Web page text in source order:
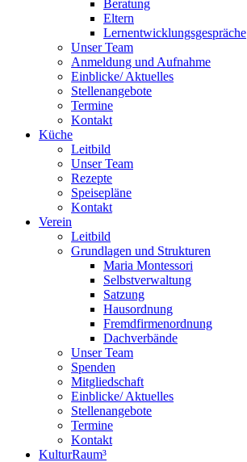
Beratung
Eltern
Lernentwicklungsgespräche
Unser Team
Anmeldung und Aufnahme
Einblicke/ Aktuelles
Stellenangebote
Termine
Kontakt
Küche
Leitbild
Unser Team
Rezepte
Speisepläne
Kontakt
Verein
Leitbild
Grundlagen und Strukturen
Maria Montessori
Selbstverwaltung
Satzung
Hausordnung
Fremdfirmenordnung
Dachverbände
Unser Team
Spenden
Mitgliedschaft
Einblicke/ Aktuelles
Stellenangebote
Termine
Kontakt
KulturRaum³